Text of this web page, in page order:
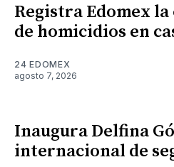
Registra Edomex
de homicidios en
24 EDOMEX
agosto 7, 2026
Inaugura Delfina
internacional de